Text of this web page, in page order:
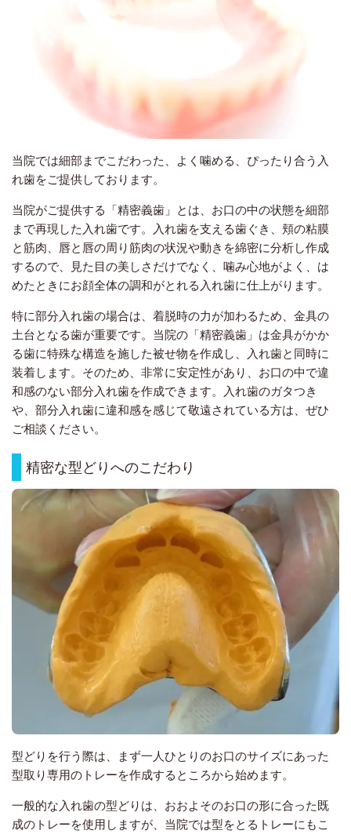
当院では細部までこだわった、 よく噛める、 ぴったり合う入
れ歯をご提供しております。
当院がご提供する「精密義歯」とは、お口の中の状態を細部
まで再現した入れ歯です。入れ歯を支える歯ぐき、頬の粘膜
と筋肉、唇と唇の周り筋肉の状況や動きを綿密に分析し作成
するので、見た目の美しさだけでなく、噛み心地がよく、は
めたときにお顔全体の調和がとれる入れ歯に仕上がります。
特に部分入れ歯の場合は、着脱時の力が加わるため、金具の
土台となる歯が重要です。当院の「精密義歯」は金具がかか
る歯に特殊な構造を施した被せ物を作成し、入れ歯と同時に
装着します。そのため、非常に安定性があり、お口の中で違
和感のない部分入れ歯を作成できます。入れ歯のガタつき
や、部分入れ歯に違和感を感じて敬遠されている方は、ぜひ
ご相談ください。
精密な型どりへのこだわり
型どりを行う際は、まず一人ひとりのお口のサイズにあった
型取り専用のトレーを作成するところから始めます。
一般的な入れ歯の型どりは、おおよそのお口の形に合った既
成のトレーを使用しますが、当院では型をとるトレーにもこ